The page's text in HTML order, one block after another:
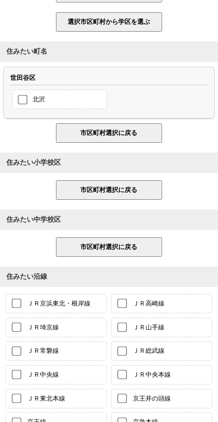
住みたい町名
世田谷区
北沢
住みたい小学校区
住みたい中学校区
住みたい沿線
ＪＲ京浜東北・根岸線 ＪＲ高崎線
ＪＲ埼京線 ＪＲ山手線
ＪＲ常磐線 ＪＲ総武線
ＪＲ中央線 ＪＲ中央本線
ＪＲ東北本線 京王井の頭線